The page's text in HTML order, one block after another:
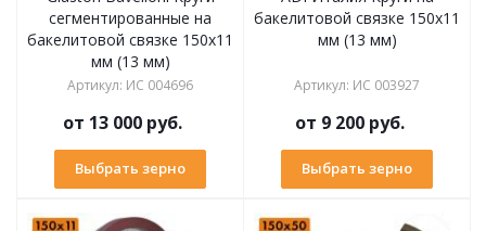
сегментированные на
бакелитовой связке 150х11
мм (13 мм)
Артикул: ИС 004696
от 13 000 руб.
Выбрать зерно
бакелитовой связке 150х11
мм (13 мм)
Артикул: ИС 003927
от 9 200 руб.
Выбрать зерно